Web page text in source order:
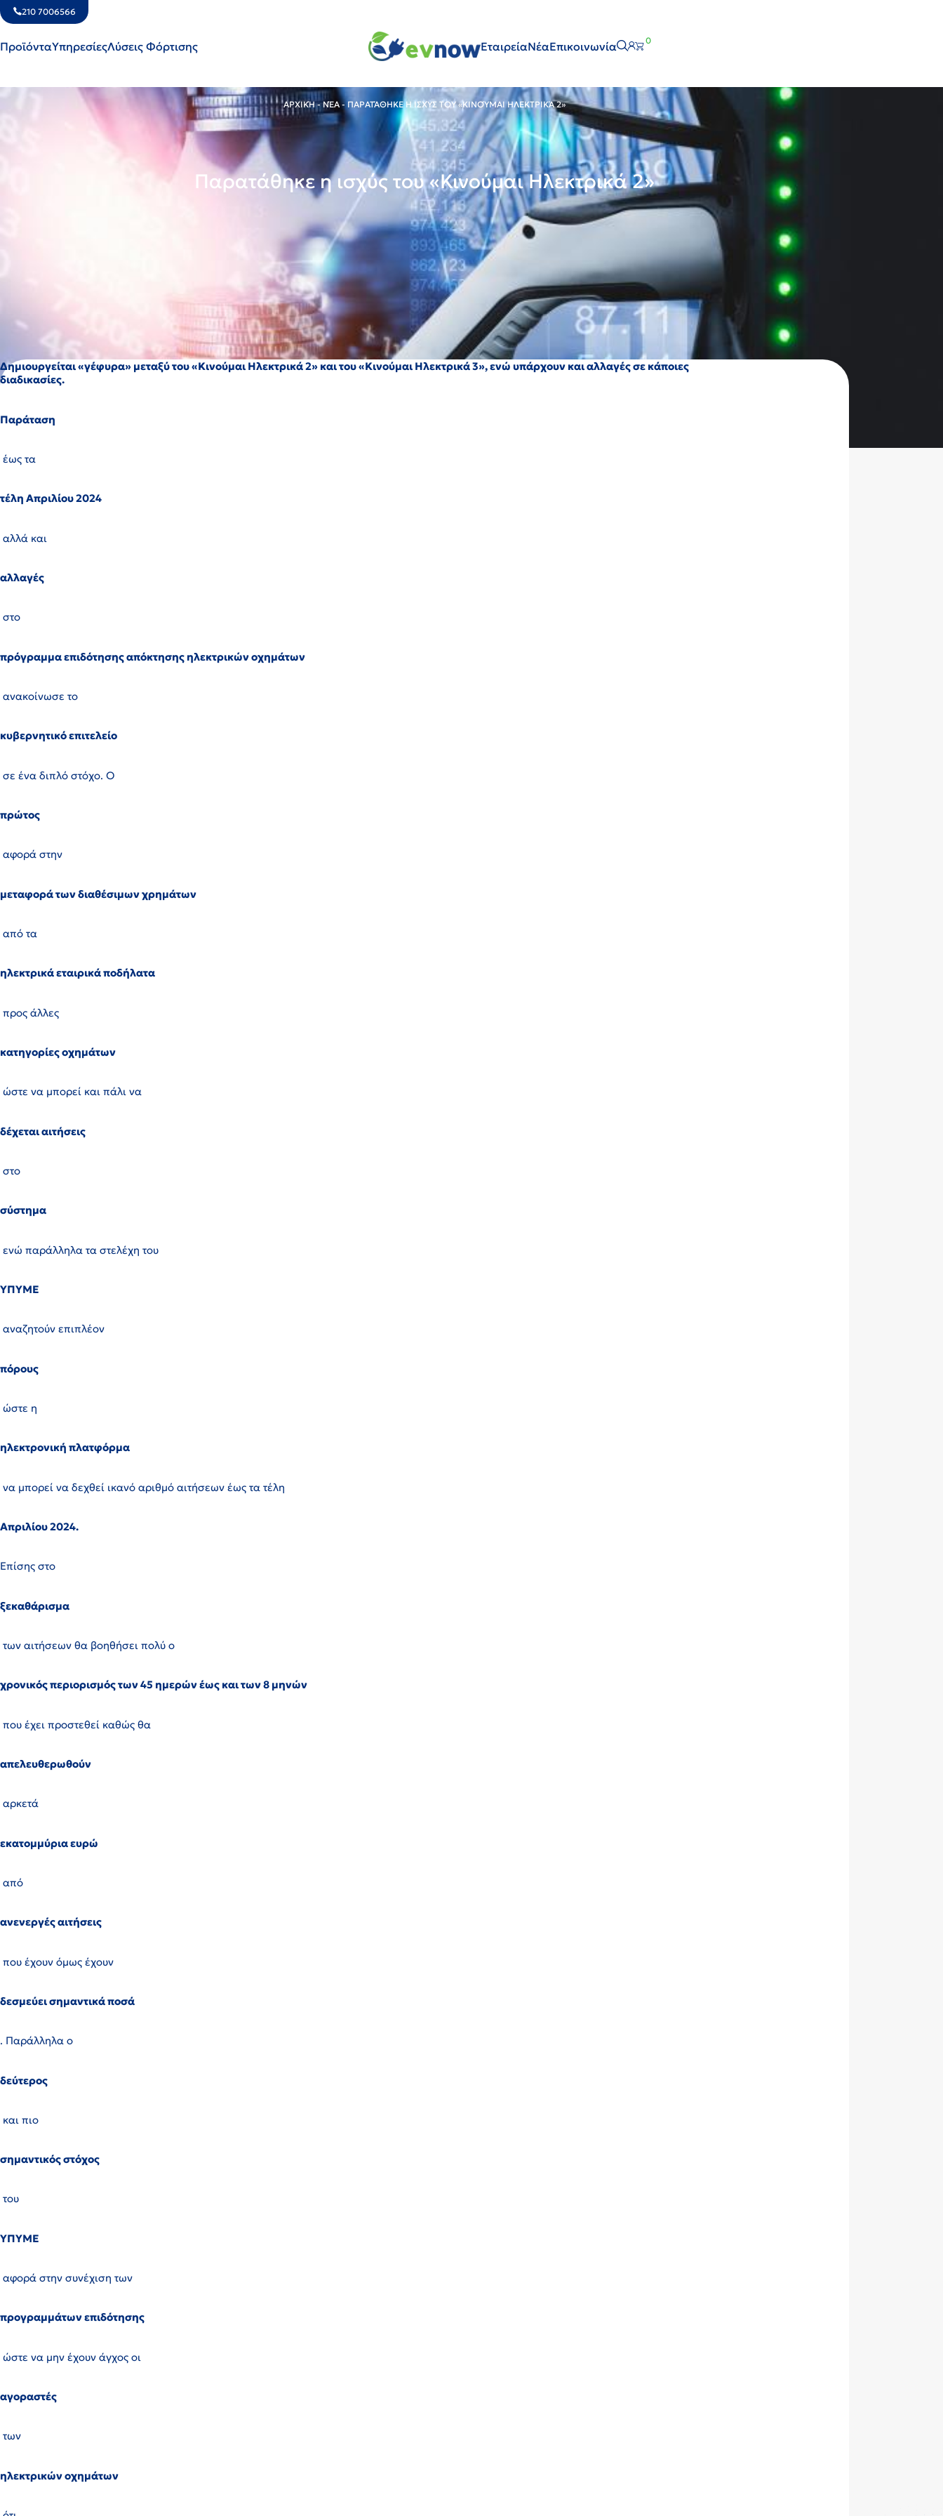
210 7006566
ΠροϊόνταΥπηρεσίεςΛύσεις Φόρτισης ΕταιρείαΝέαΕπικοινωνία 0
ΑΡΧΙΚΉ - ΝΈΑ - ΠΑΡΑΤΆΘΗΚΕ Η ΙΣΧΎΣ ΤΟΥ «ΚΙΝΟΎΜΑΙ ΗΛΕΚΤΡΙΚΆ 2»
Παρατάθηκε η ισχύς του «Κινούμαι Ηλεκτρικά 2»
Δημιουργείται «γέφυρα» μεταξύ του «Κινούμαι Ηλεκτρικά 2» και του «Κινούμαι Ηλεκτρικά 3», ενώ υπάρχουν και αλλαγές σε κάποιες
διαδικασίες.
Παράταση
έως τα
τέλη Απριλίου 2024
αλλά και
αλλαγές
στο
πρόγραμμα επιδότησης απόκτησης ηλεκτρικών οχημάτων
ανακοίνωσε το
κυβερνητικό επιτελείο
σε ένα διπλό στόχο. Ο
πρώτος
αφορά στην
μεταφορά των διαθέσιμων χρημάτων
από τα
ηλεκτρικά εταιρικά ποδήλατα
προς άλλες
κατηγορίες οχημάτων
ώστε να μπορεί και πάλι να
δέχεται αιτήσεις
στο
σύστημα
ενώ παράλληλα τα στελέχη του
ΥΠΥΜΕ
αναζητούν επιπλέον
πόρους
ώστε η
ηλεκτρονική πλατφόρμα
να μπορεί να δεχθεί ικανό αριθμό αιτήσεων έως τα τέλη
Απριλίου 2024.
Επίσης στο
ξεκαθάρισμα
των αιτήσεων θα βοηθήσει πολύ ο
χρονικός περιορισμός των 45 ημερών έως και των 8 μηνών
που έχει προστεθεί καθώς θα
απελευθερωθούν
αρκετά
εκατομμύρια ευρώ
από
ανενεργές αιτήσεις
που έχουν όμως έχουν
δεσμεύει σημαντικά ποσά
. Παράλληλα ο
δεύτερος
και πιο
σημαντικός στόχος
του
ΥΠΥΜΕ
αφορά στην συνέχιση των
προγραμμάτων επιδότησης
ώστε να μην έχουν άγχος οι
αγοραστές
των
ηλεκτρικών οχημάτων